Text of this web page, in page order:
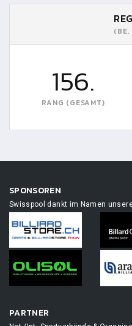
(BE,
156.
RANG (GESAMT)
SPONSOREN
Swisspool dankt im Namen
PARTNER